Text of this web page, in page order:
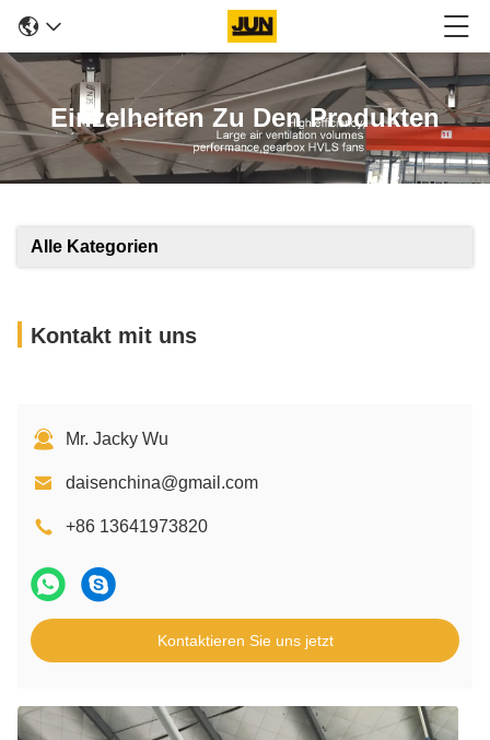
Einzelheiten Zu Den Produkten
Alle Kategorien
Kontakt mit uns
Mr. Jacky Wu
daisenchina@gmail.com
+86 13641973820
Kontaktieren Sie uns jetzt